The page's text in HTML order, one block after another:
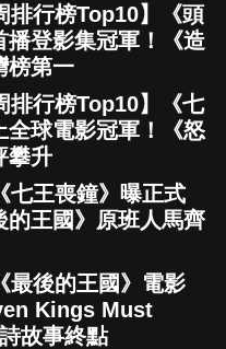
排行榜Top10】《頭
播登影集冠軍！《造
榜第一
排行榜Top10】《七
全球電影冠軍！《怒
攀升
七王喪鐘》曝正式
的王國》原班人馬齊
最後的王國》電影
Kings Must
故事終點